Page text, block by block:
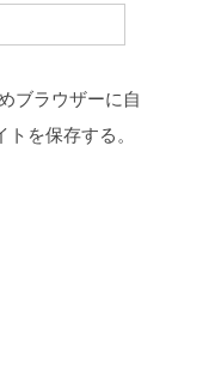
ブラウザーに自
を保存する。